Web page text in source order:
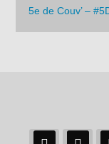
5e de Couv’ –